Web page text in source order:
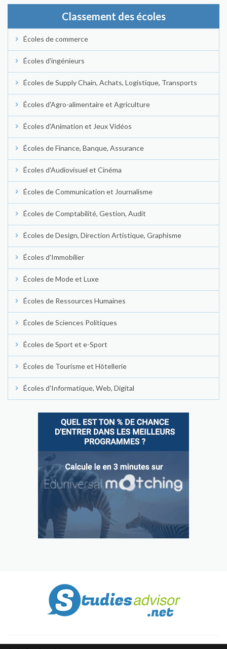
Classement des écoles
Écoles de commerce
Écoles d'ingénieurs
Écoles de Supply Chain, Achats, Logistique, Transports
Écoles d'Agro-alimentaire et Agriculture
Écoles d'Animation et Jeux Vidéos
Écoles de Finance, Banque, Assurance
Écoles d'Audiovisuel et Cinéma
Écoles de Communication et Journalisme
Écoles de Comptabilité, Gestion, Audit
Écoles de Design, Direction Artistique, Graphisme
Écoles d'Immobilier
Écoles de Mode et Luxe
Écoles de Ressources Humaines
Écoles de Sciences Politiques
Écoles de Sport et e-Sport
Écoles de Tourisme et Hôtellerie
Écoles d'Informatique, Web, Digital